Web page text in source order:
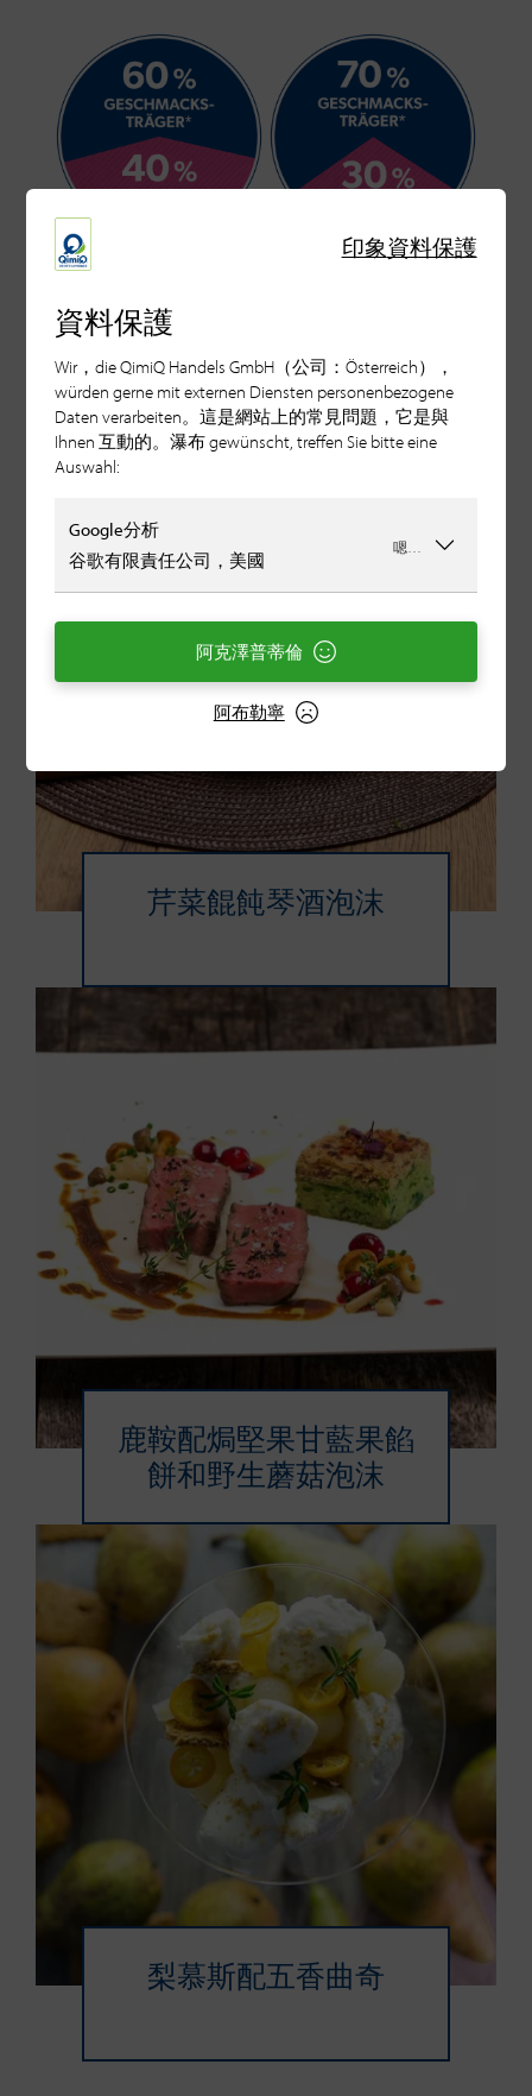
準備就緒 就地出發...
芹菜餛飩琴酒泡沫
鹿鞍配焗堅果甘藍果餡
餅和野生蘑菇泡沫
梨慕斯配五香曲奇
印象資料保護
資料保護
Wir，die QimiQ Handels GmbH（公司：Österreich），
würden gerne mit externen Diensten personenbezogene
Daten verarbeiten。這是網站上的常見問題，它是與
Ihnen 互動的。瀑布 gewünscht, treffen Sie bitte eine
Auswahl:
Google分析
谷歌有限責任公司，美國
嗯…
阿布勒寧
阿克澤普蒂倫